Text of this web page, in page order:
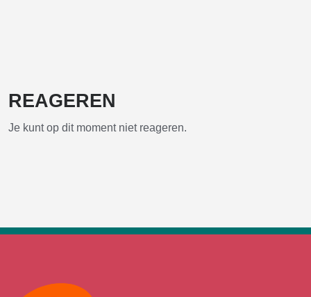
REAGEREN
Je kunt op dit moment niet reageren.
Max